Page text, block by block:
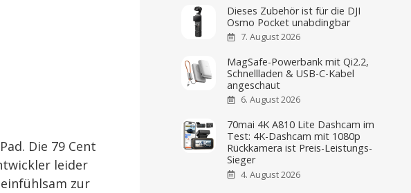
Die 79 Cent
leider
zur
Dieses Zubehör ist für die DJI
Osmo Pocket unabdingbar
MagSafe-Powerbank mit Qi2.2,
Schnellladen & USB-C-Kabel
angeschaut
70mai 4K A810 Lite Dashcam im
Test: 4K-Dashcam mit 1080p
Rückkamera ist Preis-Leistungs-
Sieger